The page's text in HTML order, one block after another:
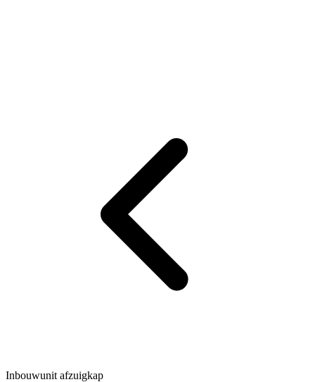
Inbouwunit afzuigkap